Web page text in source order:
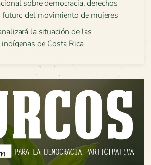
sobre democracia, derechos
futuro del movimiento de mujeres
la situación de las
de Costa Rica